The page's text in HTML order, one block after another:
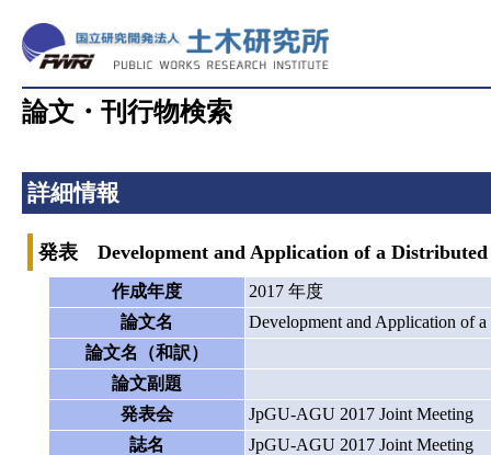
論文・刊行物検索
詳細情報
発表 Development and Application of a
作成年度
2017 年度
論文名
Development and Application of
論文名（和訳）
論文副題
発表会
JpGU-AGU 2017 Joint Meeting
誌名
JpGU-AGU 2017 Joint Meeting